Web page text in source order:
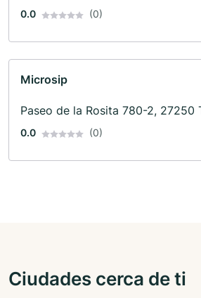
0.0 (0)
Microsip
Paseo de la Rosita 780-2, 27250
0.0 (0)
Ciudades cerca de ti